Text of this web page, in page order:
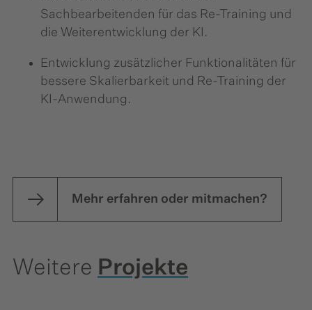
Sachbearbeitenden für das Re-Training und
die Weiterentwicklung der KI.
Entwicklung zusätzlicher Funktionalitäten für
bessere Skalierbarkeit und Re-Training der
KI-Anwendung.
Mehr erfahren oder mitmachen?
Weitere Projekte